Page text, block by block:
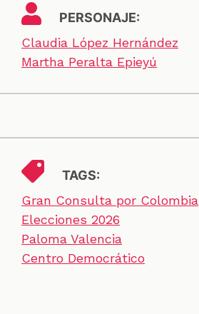
PERSONAJE:
Claudia López Hernández
Martha Peralta Epieyú
TAGS:
Gran Consulta por Colombia
Elecciones 2026
Paloma Valencia
Centro Democrático